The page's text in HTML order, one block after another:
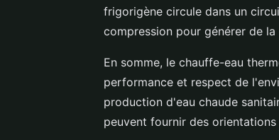
frigorigène circule dans un
compression pour générer de la
En somme, le chauffe-eau
performance et respect de
production d'eau chaude
peuvent fournir des